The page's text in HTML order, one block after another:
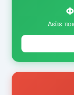
Δείτε